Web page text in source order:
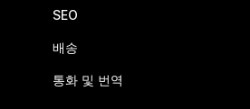
SEO
배송
통화 및 번역